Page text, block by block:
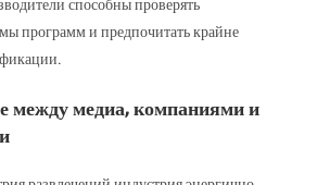
способны проверять
программ и предпочитать крайне
между медиа, компаниями и